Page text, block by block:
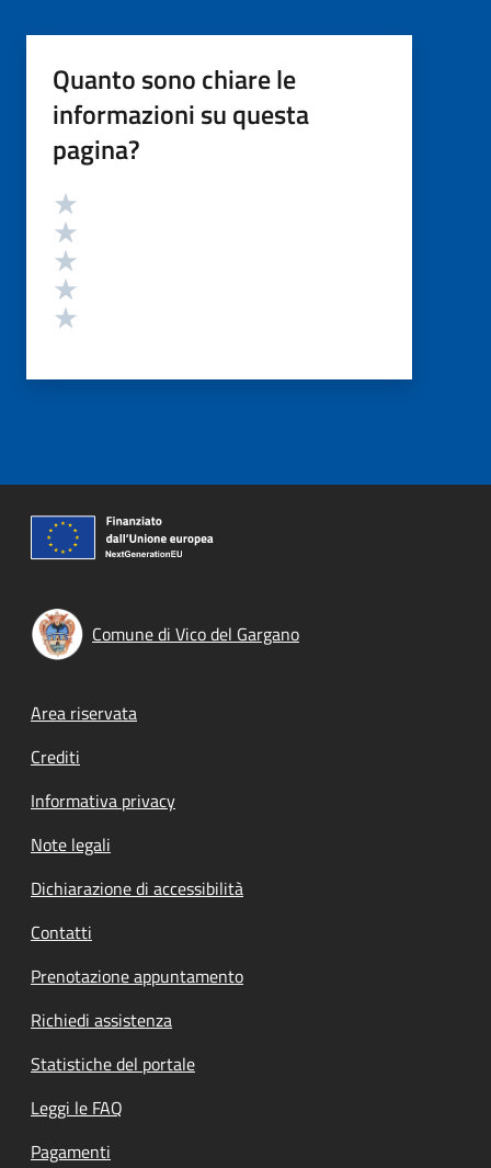
Quanto sono chiare le
informazioni su questa
pagina?
Valutazione
Comune di Vico del Gargano
Footer menu
Area riservata
Crediti
Informativa privacy
Note legali
Dichiarazione di accessibilità
Contatti
Prenotazione appuntamento
Richiedi assistenza
Statistiche del portale
Leggi le FAQ
Pagamenti